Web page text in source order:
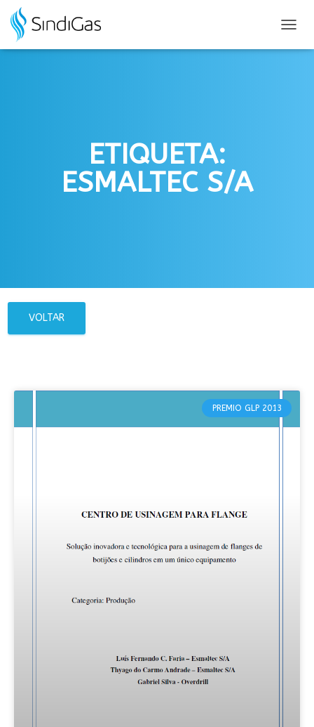
for:
ETIQUETA:
ESMALTEC S/A
VOLTAR
PREMIO GLP 2013